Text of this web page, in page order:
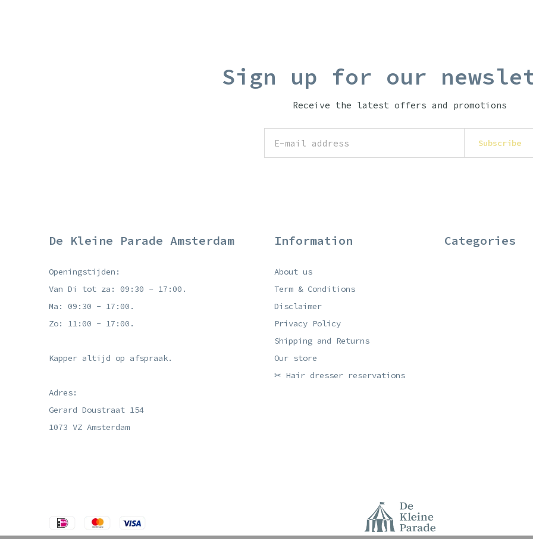
Sign up for our
Receive the latest offers and promotions
Subscribe
De Kleine Parade Amsterdam
Openingstijden:
Van Di tot za: 09:30 - 17:00.
Ma: 09:30 - 17:00.
Zo: 11:00 - 17:00.
Kapper altijd op afspraak.
Adres:
Gerard Doustraat 154
1073 VZ Amsterdam
Information
About us
Term & Conditions
Disclaimer
Privacy Policy
Shipping and Returns
Our store
✂ Hair dresser reservations
Categories